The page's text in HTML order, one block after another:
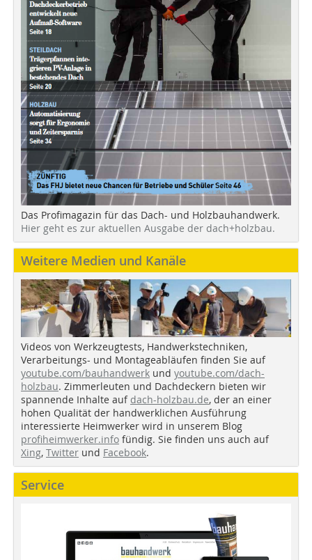
Das Profimagazin für das Dach- und Holzbauhandwerk.
Hier geht es zur aktuellen Ausgabe der dach+holzbau.
Weitere Medien und Kanäle
Videos von Werkzeugtests, Handwerkstechniken,
Verarbeitungs- und Montageabläufen finden Sie auf
youtube.com/bauhandwerk und youtube.com/dach-
holzbau. Zimmerleuten und Dachdeckern bieten wir
spannende Inhalte auf dach-holzbau.de, der an einer
hohen Qualität der handwerklichen Ausführung
interessierte Heimwerker wird in unserem Blog
profiheimwerker.info fündig. Sie finden uns auch auf
Xing, Twitter und Facebook.
Service